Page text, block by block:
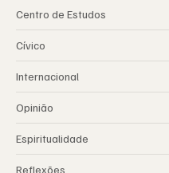
Centro de Estudos
Cívico
Internacional
Opinião
Espiritualidade
Reflexões